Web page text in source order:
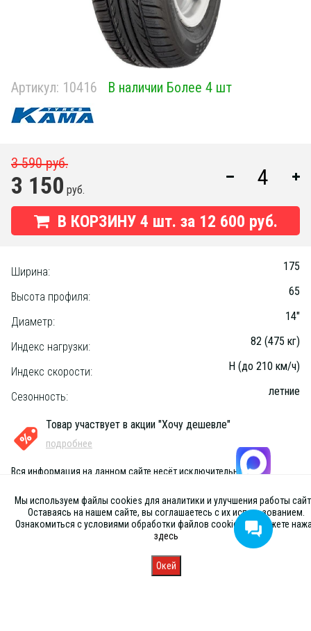
Артикул: 10416 В наличии Более 4 шт
3 590 руб.
3 150 руб.
В КОРЗИНУ 4 шт. за 12 600 руб.
Ширина: 175
Высота профиля: 65
Диаметр: 14"
Индекс нагрузки: 82 (475 кг)
Индекс скорости: H (до 210 км/ч)
Сезонность: летние
Товар участвует в акции "Хочу дешевле"
подробнее
Вся информация на данном сайте несёт исключительно
публичной офертой, определяемой положениями Статьи 437 (2) ГК
РФ
Запись
Мы используем файлы cookies для аналитики и улучшения работы
Оставаясь на нашем сайте, вы соглашаетесь с их использованием.
Ознакомиться с условиями обработки файлов cookies вы можете
здесь
Окей